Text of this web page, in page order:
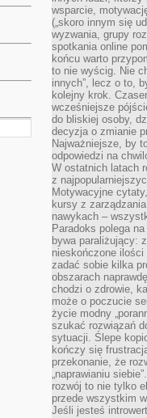
wsparcie,
(„skoro innym się
wyzwania, grupy
spotkania online
końcu warto
to nie wyścig. Nie
innych”, lecz o to,
kolejny krok.
wcześniejsze
do bliskiej osoby,
decyzja o zmianie
Najważniejsze, by
odpowiedzi na
W ostatnich latach
z
Motywacyjne
kursy z
nawykach –
Paradoks polega
bywa paraliżujący:
nieskończone
zadać sobie kilka
obszarach
chodzi o zdrowie,
może o poczucie
życie modny
szukać rozwiązań
sytuacji. Ślepe
kończy się
przekonanie, że
„naprawianiu
rozwój to nie tylko
przede wszystkim
Jeśli jesteś